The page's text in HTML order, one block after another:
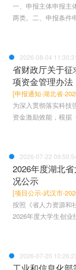
一、申报主体申报主
两类。二、申报条件
2026-08-04 11:30:31
省财政厅关于
项资金管理办
[申报通知-湖北省-
为深入贯彻落实科技
资金激励效能，根据
2026-07-22
2026年度湖北
况公示
[项目公示-武汉市-
按照《省人力资源和
2026年度大学生创
2026-07-20